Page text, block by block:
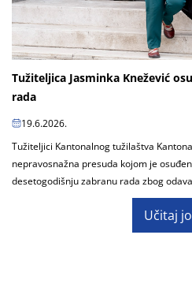
Tužiteljica Jasminka Knežević
rada
19.6.2026.
Tužiteljici Kantonalnog tužilaštva
nepravosnažna presuda kojom je
desetogodišnju zabranu rada zbog
Učitaj